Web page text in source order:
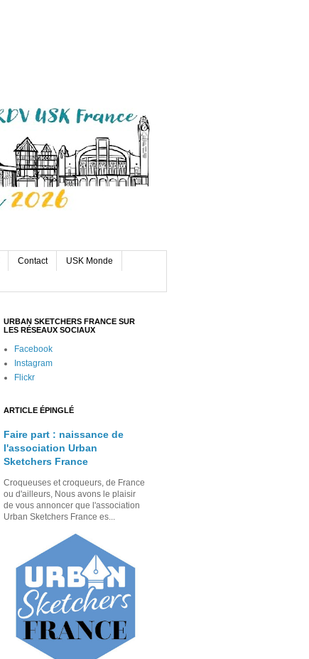
Contact USK Monde
URBAN SKETCHERS FRANCE SUR
LES RÉSEAUX SOCIAUX
Facebook
Instagram
Flickr
ARTICLE ÉPINGLÉ
Faire part : naissance de
l'association Urban
Sketchers France
Croqueuses et croqueurs, de France
ou d'ailleurs, Nous avons le plaisir
de vous annoncer que l'association
Urban Sketchers France es...